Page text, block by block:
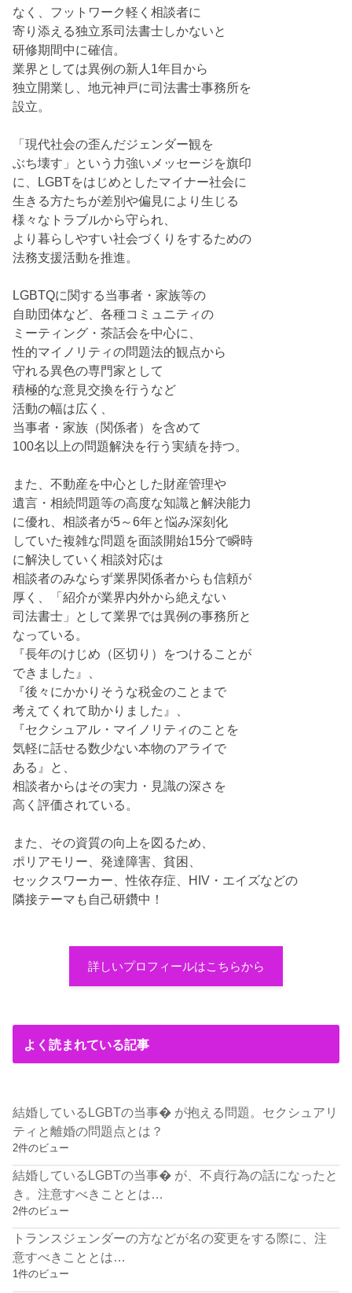
なく、フットワーク軽く相談者に
寄り添える独立系司法書士しかないと
研修期間中に確信。
業界としては異例の新人1年目から
独立開業し、地元神戸に司法書士事務所を
設立。
「現代社会の歪んだジェンダー観を
ぶち壊す」という力強いメッセージを旗印
に、LGBTをはじめとしたマイナー社会に
生きる方たちが差別や偏見により生じる
様々なトラブルから守られ、
より暮らしやすい社会づくりをするための
法務支援活動を推進。
LGBTQに関する当事者・家族等の
自助団体など、各種コミュニティの
ミーティング・茶話会を中心に、
性的マイノリティの問題法的観点から
守れる異色の専門家として
積極的な意見交換を行うなど
活動の幅は広く、
当事者・家族（関係者）を含めて
100名以上の問題解決を行う実績を持つ。
また、不動産を中心とした財産管理や
遺言・相続問題等の高度な知識と解決能力
に優れ、相談者が5～6年と悩み深刻化
していた複雑な問題を面談開始15分で瞬時
に解決していく相談対応は
相談者のみならず業界関係者からも信頼が
厚く、「紹介が業界内外から絶えない
司法書士」として業界では異例の事務所と
なっている。
『長年のけじめ（区切り）をつけることが
できました』、
『後々にかかりそうな税金のことまで
考えてくれて助かりました』、
『セクシュアル・マイノリティのことを
気軽に話せる数少ない本物のアライで
ある』と、
相談者からはその実力・見識の深さを
高く評価されている。
また、その資質の向上を図るため、
ポリアモリー、発達障害、貧困、
セックスワーカー、性依存症、HIV・エイズなどの
隣接テーマも自己研鑽中！
詳しいプロフィールはこちらから
よく読まれている記事
結婚しているLGBTの当事� が抱える問題。セクシュアリ
ティと離婚の問題点とは？
2件のビュー
結婚しているLGBTの当事� が、不貞行為の話になったと
き。注意すべきこととは…
2件のビュー
トランスジェンダーの方などが名の変更をする際に、注
意すべきこととは…
1件のビュー